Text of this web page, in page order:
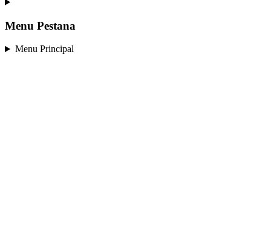
Menu Pestana
Menu Principal